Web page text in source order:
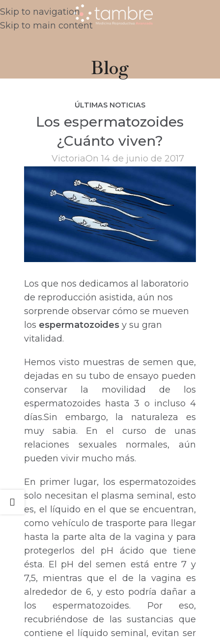
Skip to navigation
Skip to main content
Blog
ÚLTIMAS NOTICIAS
Los espermatozoides
¿Cuánto viven?
VictoriaOn 14 de junio de 2017
Los que nos dedicamos al laboratorio
de reproducción asistida, aún nos
sorprende observar cómo se mueven
los espermatozoides y su gran
vitalidad.
Hemos visto muestras de semen que,
dejadas en su tubo de ensayo pueden
conservar la movilidad de los
espermatozoides hasta 3 o incluso 4
días.Sin embargo, la naturaleza es
muy sabia. En el curso de unas
relaciones sexuales normales, aún
pueden vivir mucho más.
En primer lugar, los espermatozoides
solo necesitan el plasma seminal, esto
es, el líquido en el que se encuentran,
como vehículo de trasporte para llegar
hasta la parte alta de la vagina y para
protegerlos del pH ácido que tiene
ésta. El pH del semen está entre 7 y
7,5, mientras que el de la vagina es
alrededor de 6, y esto podría dañar a
los espermatozoides. Por eso,
recubriéndose de las sustancias que
contiene el líquido seminal, evitan ser